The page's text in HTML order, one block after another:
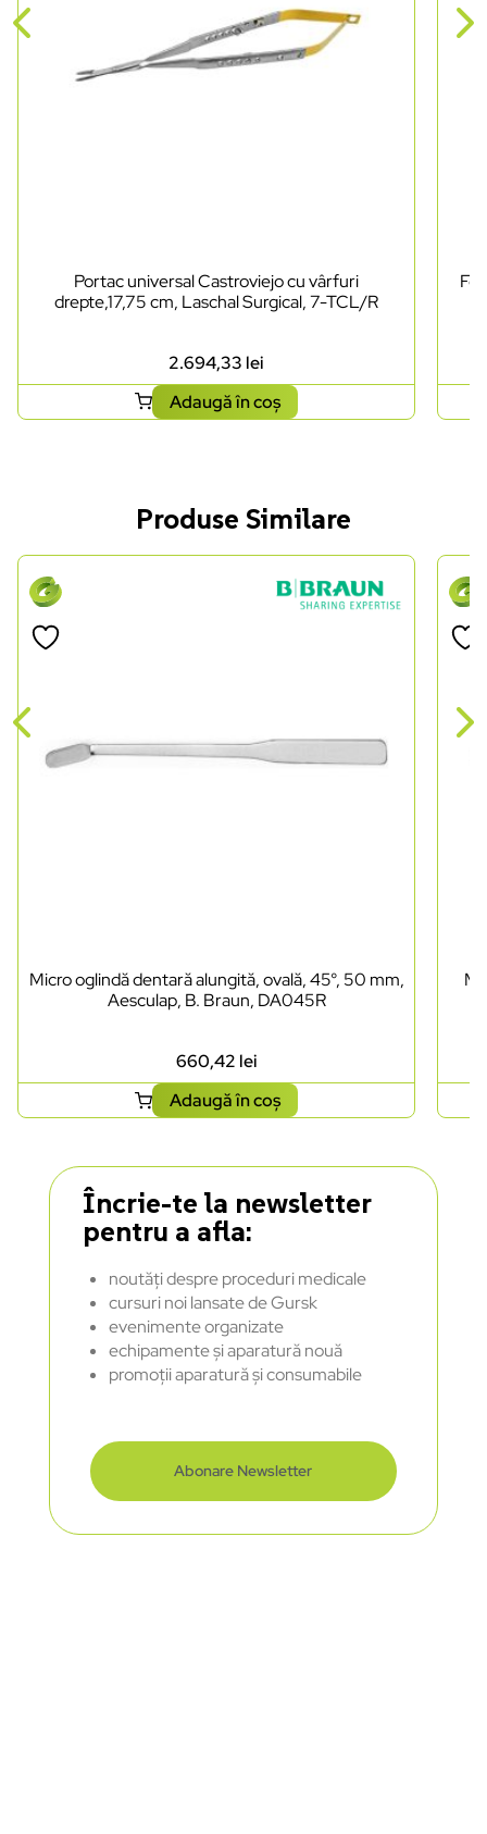
Portac universal Castroviejo cu vârfuri
drepte,17,75 cm, Laschal Surgical, 7-TCL/R
2.694,33 lei
Adaugă în coș
Produse Similare
Micro oglindă dentară alungită, ovală, 45°, 50 mm,
Aesculap, B. Braun, DA045R
660,42 lei
Adaugă în coș
Încrie-te la newsletter
pentru a afla:
noutăți despre proceduri medicale
cursuri noi lansate de Gursk
evenimente organizate
echipamente și aparatură nouă
promoții aparatură și consumabile
Abonare Newsletter